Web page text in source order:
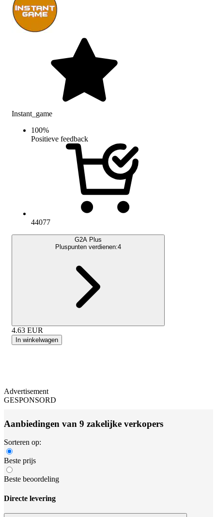
Instant_game
100%
Positieve feedback
44077
G2A Plus
Pluspunten verdienen:4
4.63 EUR
In winkelwagen
Advertisement
GESPONSORD
Aanbiedingen van 9 zakelijke verkopers
Sorteren op:
Beste prijs
Beste beoordeling
Directe levering